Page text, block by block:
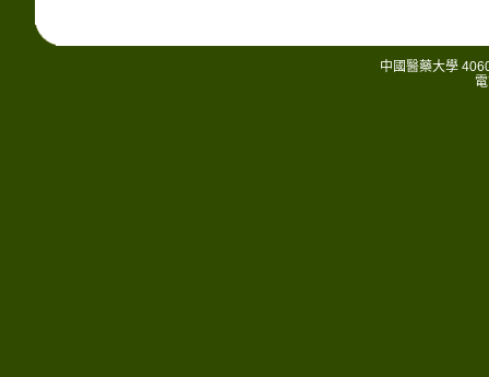
中國醫藥大學